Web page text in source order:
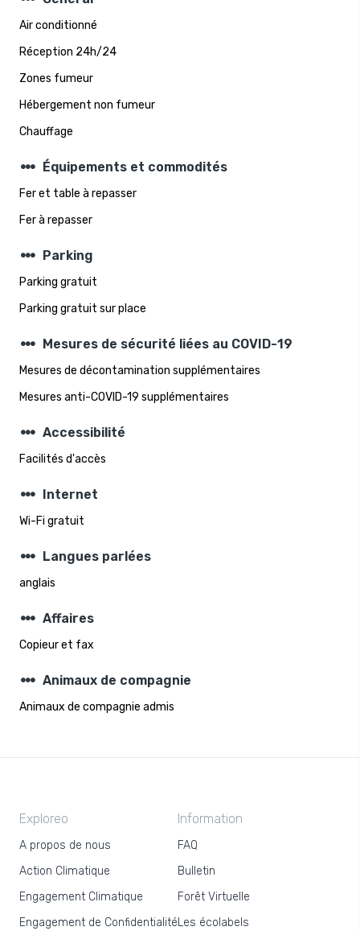
Air conditionné
Réception 24h/24
Zones fumeur
Hébergement non fumeur
Chauffage
steppers Équipements et commodités
Fer et table à repasser
Fer à repasser
steppers Parking
Parking gratuit
Parking gratuit sur place
steppers Mesures de sécurité liées au COVID-19
Mesures de décontamination supplémentaires
Mesures anti-COVID-19 supplémentaires
steppers Accessibilité
Facilités d'accès
steppers Internet
Wi-Fi gratuit
steppers Langues parlées
anglais
steppers Affaires
Copieur et fax
steppers Animaux de compagnie
Animaux de compagnie admis
Exploreo
A propos de nous
Action Climatique
Engagement Climatique
Engagement de Confidentialité
Information
FAQ
Bulletin
Forêt Virtuelle
Les écolabels